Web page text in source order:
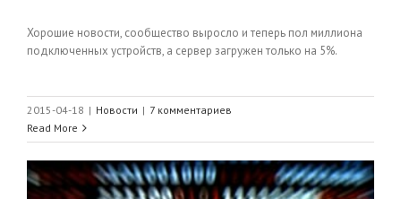
Хорошие новости, сообщество выросло и теперь пол миллиона
подключенных устройств, а сервер загружен только на 5%.
2015-04-18 | Новости | 7 комментариев
Read More